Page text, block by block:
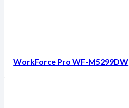
WorkForce Pro WF-M5299DW